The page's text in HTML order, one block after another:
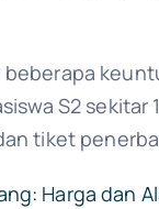
S2
tiket
Harga dan